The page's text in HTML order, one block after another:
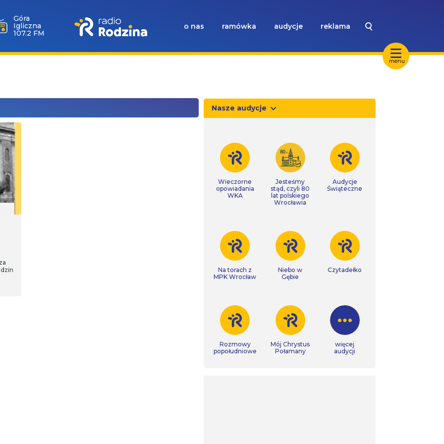
menu
Góra
Igliczna
107.2 FM
o nas ramówka audycje reklama
Nasze audycje
Wieczorne
opowiadania
WKA
Jesteśmy
stąd, czyli 80
lat polskiego
Wrocławia
Audycje
Świąteczne
Na torach z
MPK Wrocław
Niebo w
Gębie
Czytadełko
Rozmowy
popołudniowe
Mój Chrystus
Połamany
więcej
audycji